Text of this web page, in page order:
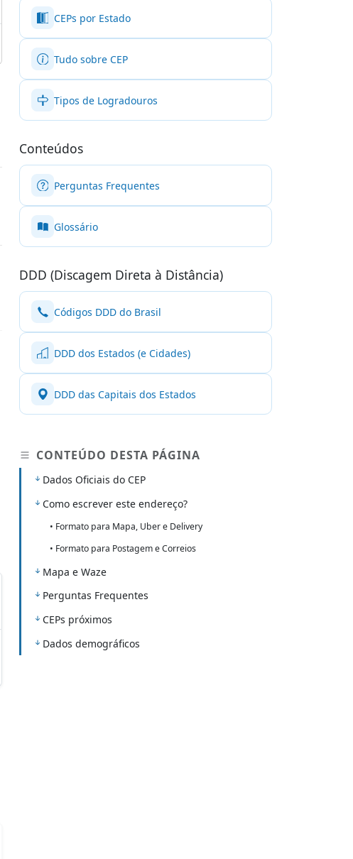
CEPs por Estado
Tudo sobre CEP
Tipos de Logradouros
Conteúdos
Perguntas Frequentes
Glossário
DDD (Discagem Direta à Distância)
Códigos DDD do Brasil
DDD dos Estados (e Cidades)
DDD das Capitais dos Estados
CONTEÚDO DESTA PÁGINA
Dados Oficiais do CEP
Como escrever este endereço?
• Formato para Mapa, Uber e Delivery
• Formato para Postagem e Correios
Mapa e Waze
Perguntas Frequentes
CEPs próximos
Dados demográficos